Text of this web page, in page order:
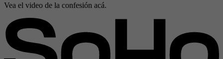
Vea el video de la confesión acá.